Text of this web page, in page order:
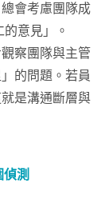
總會考慮團隊成
意見」。
察團隊與主管
的問題。若員
是溝通斷層與
測